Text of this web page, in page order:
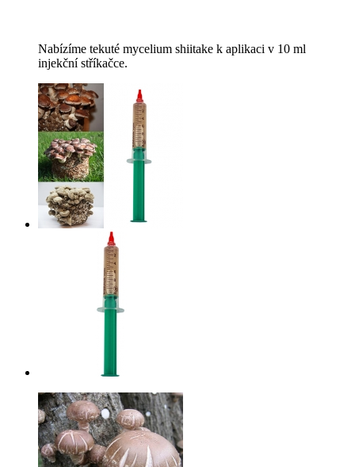
Nabízíme tekuté mycelium shiitake k aplikaci v 10 ml
injekční stříkačce.